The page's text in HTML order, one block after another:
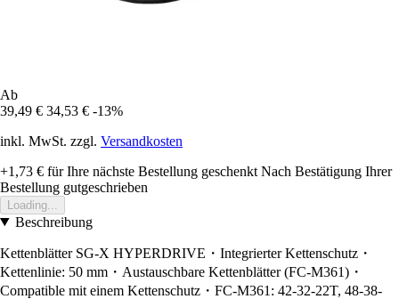
Ab
39,49 € 34,53 € -13%
inkl. MwSt. zzgl. Versandkosten
+1,73 € für Ihre nächste Bestellung geschenkt Nach Bestätigung Ihrer
Bestellung gutgeschrieben
Loading...
Beschreibung
Kettenblätter SG-X HYPERDRIVE・Integrierter Kettenschutz・
Kettenlinie: 50 mm・Austauschbare Kettenblätter (FC-M361)・
Compatible mit einem Kettenschutz・FC-M361: 42-32-22T, 48-38-